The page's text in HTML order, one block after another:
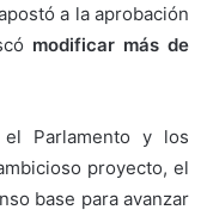
a la aprobación
modificar más de
Parlamento y los
proyecto, el
base para avanzar